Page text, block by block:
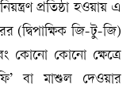
প্রতিষ্ঠা হওয়ায় এ
(দ্বিপাক্ষিক জি-টু-জি)
কোনো কোনো ক্ষেত্রে
বা মাশুল দেওয়ার